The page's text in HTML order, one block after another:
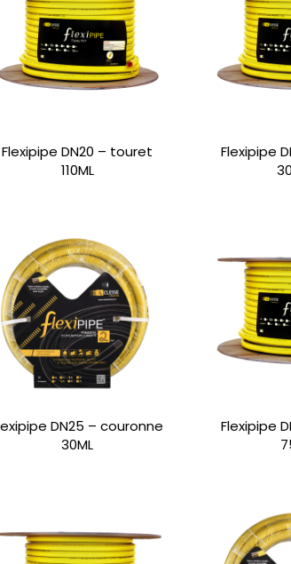
Flexipipe DN20 – touret
110ML
Flexipipe
DN25 – couronne
30ML
Flexipipe